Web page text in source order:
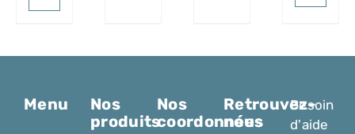
Menu
Nos
produits
Nos
coordonnées
Retrouvez-
nous
Besoin
d'aide